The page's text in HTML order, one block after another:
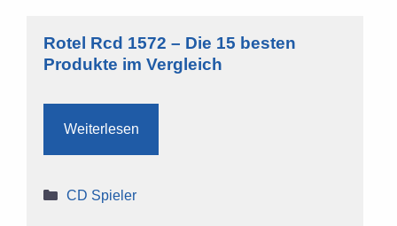
Rotel Rcd 1572 – Die 15 besten
Produkte im Vergleich
Weiterlesen
Kategorien
CD Spieler